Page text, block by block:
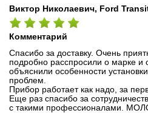
Виктор Николаевич, Ford
Комментарий
Спасибо за доставку. Очень
подробно расспросили о марке и
объяснили особенности
проблем.
Прибор работает как надо, за
Еще раз спасибо за
с такими профессионалами.